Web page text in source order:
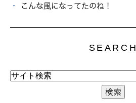
こんな風になってたのね！
SEARCH